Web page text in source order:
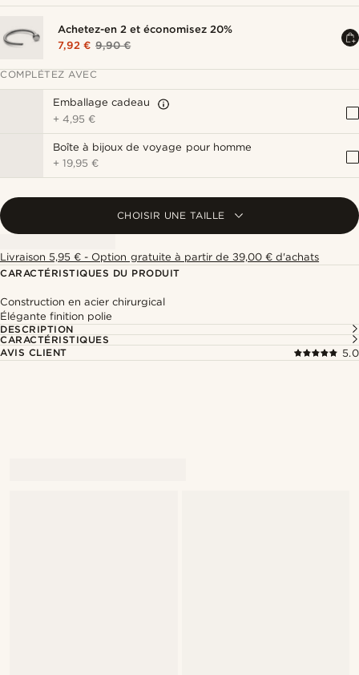
Achetez-en 2 et économisez 20%
7,92 € 9,90 €
COMPLÉTEZ AVEC
Emballage cadeau
+4,95 €
Boîte à bijoux de voyage pour homme
+19,95 €
CHOISIR UNE TAILLE
Livraison 5,95 € - Option gratuite à partir de 39,00 € d'achats
CARACTÉRISTIQUES DU PRODUIT
Construction en acier chirurgical
Élégante finition polie
DESCRIPTION
CARACTÉRISTIQUES
AVIS CLIENT
5.0